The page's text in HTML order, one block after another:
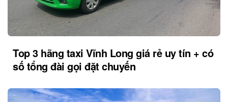
Top 3 hãng taxi Vĩnh Long giá rẻ uy tín + có
số tổng đài gọi đặt chuyến